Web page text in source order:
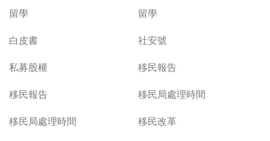
留學
留學
白皮書
社安號
私募股權
移民報告
移民報告
移民局處理時間
移民局處理時間
移民改革